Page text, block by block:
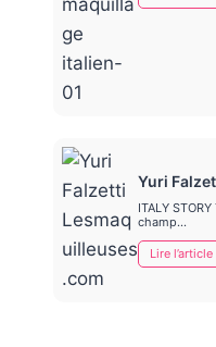
Yuri
ITALY
champ…
Lire l’article